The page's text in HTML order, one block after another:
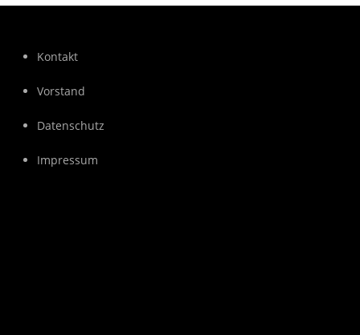
Kontakt
Vorstand
Datenschutz
Impressum